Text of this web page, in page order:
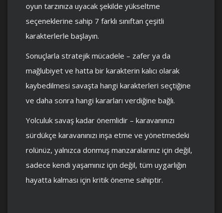
oyun tarzınıza uyacak şekilde yükseltme
seçeneklerine sahip 7 farklı sınıftan çeşitli
karakterlerle başlayın.
Sonuçlarla stratejik mücadele – zafer ya da
mağlubiyet ve hatta bir karakterin kalıcı olarak
kaybedilmesi savaşta hangi karakterleri seçtiğine
ve daha sonra hangi kararları verdiğine bağlı.
Yolculuk savaş kadar önemlidir – karavanınızı
sürdükçe karavanınızı inşa etme ve yönetmedeki
rolünüz, yalnızca donmuş manzaralarınız için değil,
sadece kendi yaşamınız için değil, tüm uygarlığın
hayatta kalması için kritik öneme sahiptir.